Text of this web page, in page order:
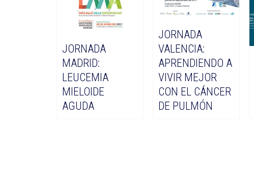
JORNADA
VALENCIA:
APRENDIENDO A
VIVIR MEJOR
CON EL CÁNCER
DE PULMÓN
JORNADA
MADRID:
LEUCEMIA
MIELOIDE
AGUDA